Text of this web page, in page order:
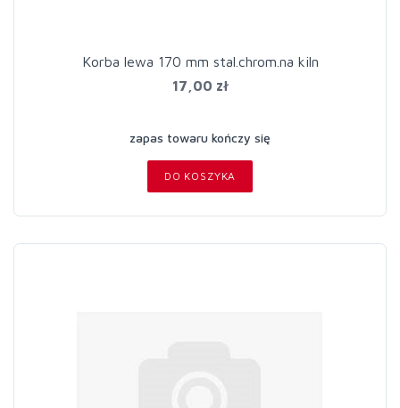
Korba lewa 170 mm stal.chrom.na kiln
17,00 zł
zapas towaru kończy się
DO KOSZYKA